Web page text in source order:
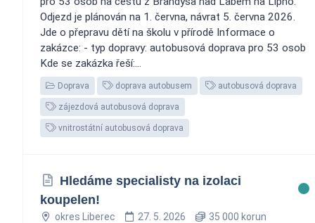
Odjezd je plánován na 1. června, návrat 5. června 2026.
Jde o přepravu dětí na školu v přírodě Informace o
zakázce: - typ dopravy: autobusová doprava pro 53 osob
Kde se zakázka řeší:...
Doprava doprava autobusem autobusová doprava
zájezdová autobusová doprava
vnitrostátní autobusová doprava
Hledáme specialisty na izolaci
koupelen!
okres Liberec 27. 5. 2026 35 000 korun